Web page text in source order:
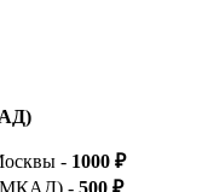
- 1000 ₽